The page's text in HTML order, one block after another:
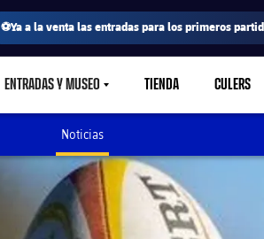
⚽Ya a la venta las entradas para los primeros
ENTRADAS Y MUSEOLABEL.SHARE.CARETDOWN
TIENDA CULERS
Noticias